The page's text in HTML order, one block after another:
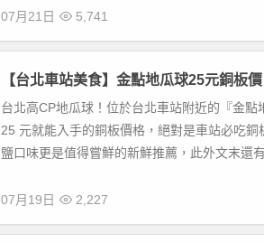
07月21日
5,741
【台北車站美食】金點地瓜球25元銅板
台北高CP地瓜球！位於台北車站附近的『金點
25 元就能入手的銅板價格，絕對是車站必吃
鹽口味更是值得嘗鮮的新鮮推薦，此外文末還有
07月19日 2,227